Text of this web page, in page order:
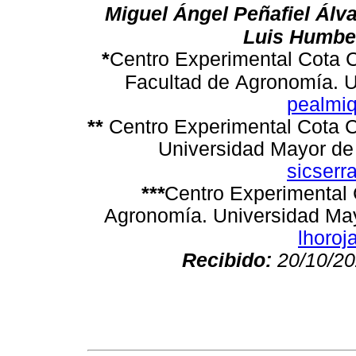
Miguel Ángel Peñafiel
Luis
*Centro Experimental Cota
Facultad de Agronomía.
** Centro Experimental Cota
Universidad Mayor
***Centro Experimental
Agronomía. Universidad
Recibido: 20/10/